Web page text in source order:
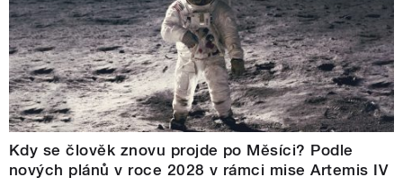
Kdy se člověk znovu projde po Měsíci? Podle
nových plánů v roce 2028 v rámci mise Artemis IV